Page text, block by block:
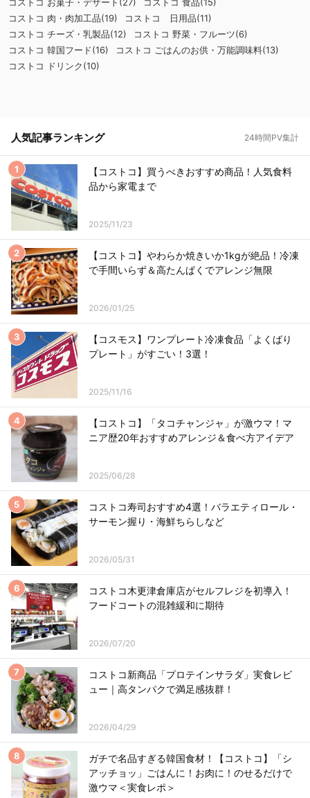
コストコ 肉・肉加工品(19)
コストコ 日用品(11)
コストコ チーズ・乳製品(12)
コストコ 野菜・フルーツ(6)
コストコ 韓国フード(16)
コストコ ごはんのお供・万能調味料(13)
コストコ ドリンク(10)
人気記事ランキング 24時間PV集計
【コストコ】買うべきおすすめ商品！人気食料
品から家電まで
2025/11/23
【コストコ】やわらか焼きいか1kgが絶品！冷凍
で手間いらず＆高たんぱくでアレンジ無限
2026/01/25
【コスモス】ワンプレート冷凍食品「よくばり
プレート」がすごい！3選！
2025/11/16
【コストコ】「タコチャンジャ」が激ウマ！マ
ニア歴20年おすすめアレンジ＆食べ方アイデア
2025/06/28
コストコ寿司おすすめ4選！バラエティロール・
サーモン握り・海鮮ちらしなど
2026/05/31
コストコ木更津倉庫店がセルフレジを初導入！
フードコートの混雑緩和に期待
2026/07/20
コストコ新商品「プロテインサラダ」実食レビ
ュー｜高タンパクで満足感抜群！
2026/04/29
ガチで名品すぎる韓国食材！【コストコ】「シ
アッチョッ」ごはんに！お肉に！のせるだけで
激ウマ＜実食レポ＞